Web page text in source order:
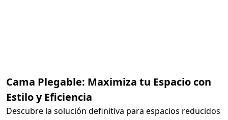
Cama Plegable: Maximiza tu Espacio con
Estilo y Eficiencia
Descubre la solución definitiva para espacios reducidos